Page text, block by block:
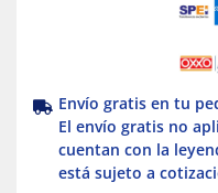
Envío gratis en tu
El envío gratis no
cuentan con la
está sujeto a